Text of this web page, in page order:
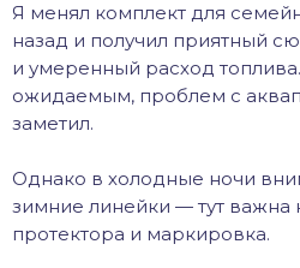
Я менял комплект для
назад и получил приятный
и умеренный расход
ожидаемым, проблем с
заметил.
Однако в холодные ночи
зимние линейки — тут важна
протектора и маркировка.